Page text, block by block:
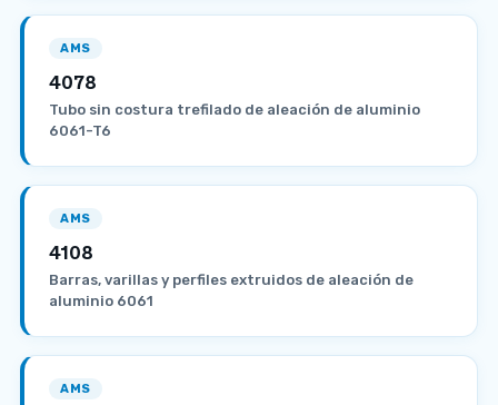
AMS
4078
Tubo sin costura trefilado de aleación de aluminio
6061-T6
AMS
4108
Barras, varillas y perfiles extruidos de aleación de
aluminio 6061
AMS